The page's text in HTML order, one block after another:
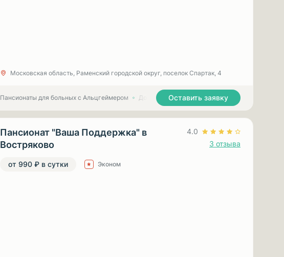
Московская область, Раменский городской округ, поселок Спартак, 4
Пансионаты для больных с Альцгеймером Дома престарелых для больных с Паркинсоном
Оставить заявку
Пансионат "Ваша Поддержка" в
Востряково
4.0
3 отзыва
от 990 ₽ в сутки Эконом